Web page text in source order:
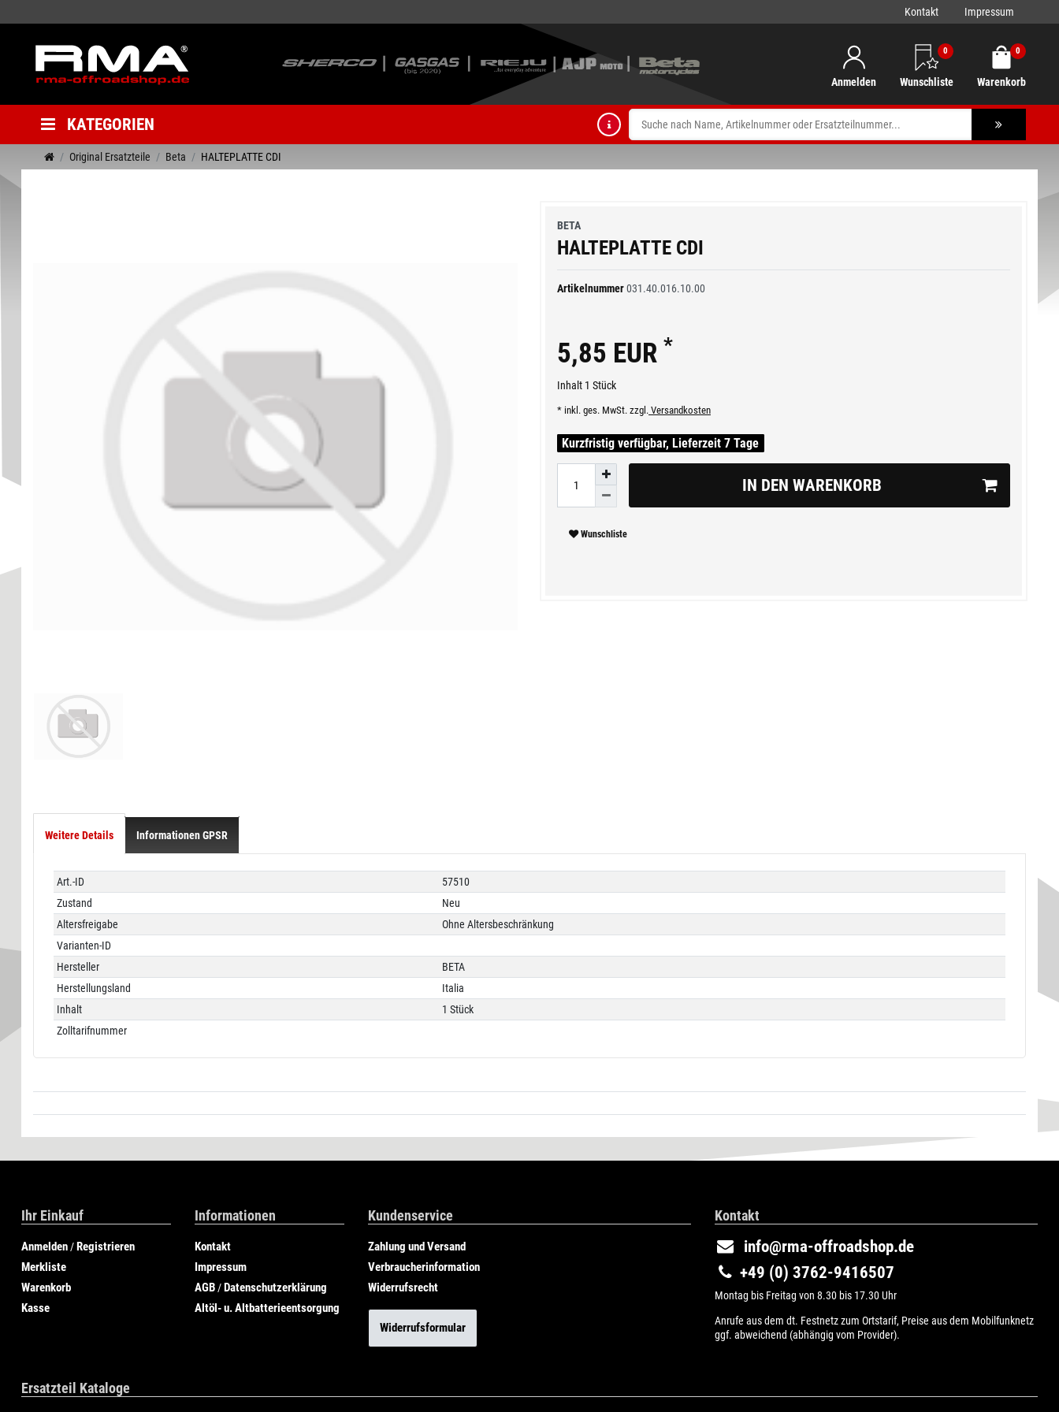
Kontakt Impressum
Anmelden
0
Wunschliste
0
Warenkorb
KATEGORIEN
Original Ersatzteile Beta HALTEPLATTE CDI
BETA
HALTEPLATTE CDI
Artikelnummer031.40.016.10.00
5,85 EUR *
Inhalt 1 Stück
* inkl. ges. MwSt. zzgl. Versandkosten
Kurzfristig verfügbar, Lieferzeit 7 Tage
IN DEN WARENKORB
Wunschliste
Weitere Details Informationen GPSR
Technisches
Merkmal
Wert
Art.-ID
57510
Zustand
Neu
Altersfreigabe
Ohne Altersbeschränkung
Varianten-ID
Hersteller
BETA
Herstellungsland
Italia
Inhalt
1 Stück
Zolltarifnummer
Ihr Einkauf
Anmelden /Registrieren
Merkliste
Warenkorb
Kasse
Informationen
Kontakt
Impressum
AGB /Datenschutzerklärung
Altöl- u. Altbatterieentsorgung
Kundenservice
Zahlung und Versand
Verbraucherinformation
Widerrufsrecht
Widerrufsformular
Kontakt
info@rma-offroadshop.de
+49 (0) 3762-9416507
Montag bis Freitag von 8.30 bis 17.30 Uhr
Anrufe aus dem dt. Festnetz zum Ortstarif, Preise aus dem Mobilfunknetz
ggf. abweichend (abhängig vom Provider).
Ersatzteil Kataloge